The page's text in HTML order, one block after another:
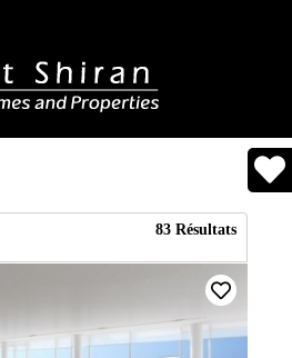
83Résultats